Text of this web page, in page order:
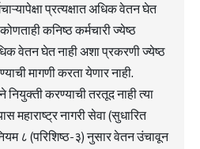
प्रत्यक्षात अधिक वेतन घेत
कनिष्ठ कर्मचारी ज्येष्ठ
वेतन घेत नाही अशा प्रकरणी ज्येष्ठ
मागणी करता येणार नाही.
नियुक्ती करण्याची तरतूद नाही त्या
महाराष्ट्र नागरी सेवा (सुधारित
८ (परिशिष्ठ-३) नुसार वेतन उंचावून